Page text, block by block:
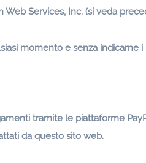
Services, Inc. (si veda
momento e senza
tramite le piattaforme
da questo sito web.